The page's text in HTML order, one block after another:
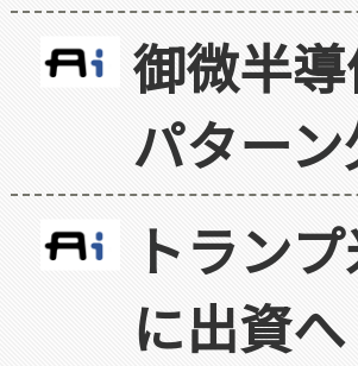
御微半
パター
トラン
に出資へ